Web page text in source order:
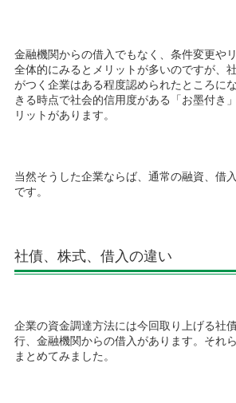
金融機関からの借入でもなく、条件変更や
全体的にみるとメリットが多いのですが、
がつく企業はある程度認められたところに
きる時点で社会的信用度がある「お墨付き
リットがあります。
当然そうした企業ならば、通常の融資、借
です。
社債、株式、借入の違い
企業の資金調達方法には今回取り上げる社
行、金融機関からの借入があります。それ
まとめてみました。